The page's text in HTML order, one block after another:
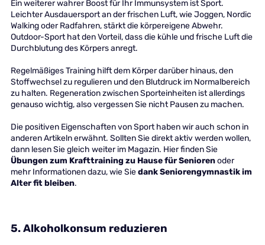
Ein weiterer wahrer Boost für Ihr Immunsystem ist Sport.
Leichter Ausdauersport an der frischen Luft, wie Joggen, Nordic
Walking oder Radfahren, stärkt die körpereigene Abwehr.
Outdoor-Sport hat den Vorteil, dass die kühle und frische Luft die
Durchblutung des Körpers anregt.
Regelmäßiges Training hilft dem Körper darüber hinaus, den
Stoffwechsel zu regulieren und den Blutdruck im Normalbereich
zu halten. Regeneration zwischen Sporteinheiten ist allerdings
genauso wichtig, also vergessen Sie nicht Pausen zu machen.
Die positiven Eigenschaften von Sport haben wir auch schon in
anderen Artikeln erwähnt. Sollten Sie direkt aktiv werden wollen,
dann lesen Sie gleich weiter im Magazin. Hier finden Sie
Übungen zum Krafttraining zu Hause für Seniorenoder
mehr Informationen dazu, wie Siedank Seniorengymnastik im
Alter fit bleiben.
5. Alkoholkonsum reduzieren